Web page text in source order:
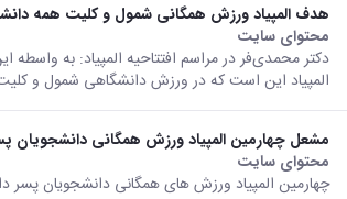
هدف المپیاد ورزش همگانی شمول و کلیت همه
محتوای سایت
دکتر محمدی‌فر در مراسم افتتاحیه المپیاد: به
المپیاد این است که در ورزش دانشگاهی شمول و
مشعل چهارمین المپیاد ورزش همگانی دانشجویان
محتوای سایت
چهارمین المپیاد ورزش های همگانی دانشجویان پسر